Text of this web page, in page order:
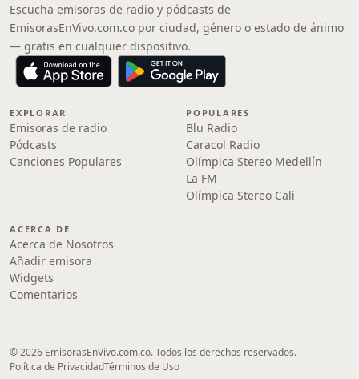
Escucha emisoras de radio y pódcasts de
EmisorasEnVivo.com.co por ciudad, género o estado de ánimo
— gratis en cualquier dispositivo.
EXPLORAR
Emisoras de radio
Pódcasts
Canciones Populares
POPULARES
Blu Radio
Caracol Radio
Olímpica Stereo Medellín
La FM
Olímpica Stereo Cali
ACERCA DE
Acerca de Nosotros
Añadir emisora
Widgets
Comentarios
© 2026 EmisorasEnVivo.com.co. Todos los derechos reservados.
Política de PrivacidadTérminos de Uso